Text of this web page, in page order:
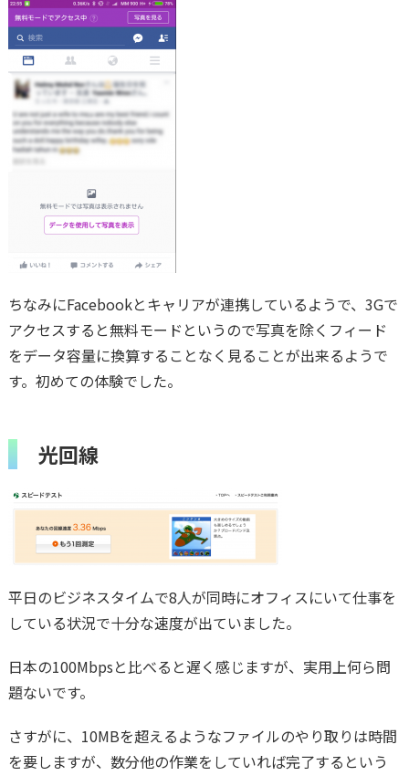
ちなみにFacebookとキャリアが連携しているようで、3Gで
アクセスすると無料モードというので写真を除くフィード
をデータ容量に換算することなく見ることが出来るようで
す。初めての体験でした。
光回線
平日のビジネスタイムで8人が同時にオフィスにいて仕事を
している状況で十分な速度が出ていました。
日本の100Mbpsと比べると遅く感じますが、実用上何ら問
題ないです。
さすがに、10MBを超えるようなファイルのやり取りは時間
を要しますが、数分他の作業をしていれば完了するという